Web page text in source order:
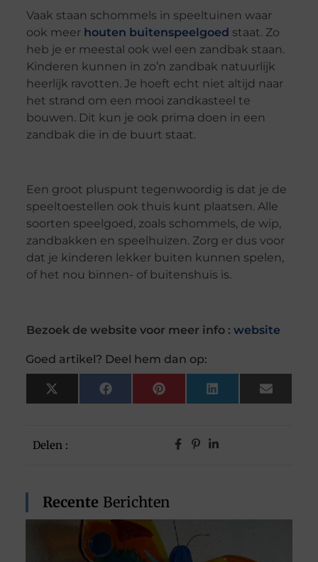
Delen :
Recente Berichten
Vaak staan schommels in speeltuinen waar
ook meer houten buitenspeelgoed staat. Zo
heb je er meestal ook wel een zandbak staan.
Kinderen kunnen in zo’n zandbak natuurlijk
heerlijk ravotten. Je hoeft echt niet altijd naar
het strand om een mooi zandkasteel te
bouwen. Dit kun je ook prima doen in een
zandbak die in de buurt staat.
Een groot pluspunt tegenwoordig is dat je de
speeltoestellen ook thuis kunt plaatsen. Alle
soorten speelgoed, zoals schommels, de wip,
zandbakken en speelhuizen. Zorg er dus voor
dat je kinderen lekker buiten kunnen spelen,
of het nou binnen- of buitenshuis is.
Bezoek de website voor meer info : website
Goed artikel? Deel hem dan op:
X
(Twitter)
FacebookPinterestLinkedInEmail